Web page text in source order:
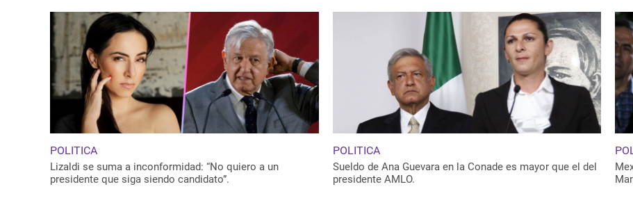
POLITICA
Lizaldi se suma a inconformidad: “No quiero a un
presidente que siga siendo candidato”.
POLITICA
Sueldo de Ana Guevara en la Conade es mayor que el del
presidente AMLO.